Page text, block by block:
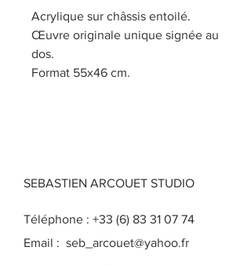
Acrylique sur châssis entoilé.
Œuvre originale unique signée au
dos.
Format 55x46 cm.
SEBASTIEN ARCOUET STUDIO
Téléphone : +33 (6) 83 31 07 74
Email : seb_arcouet@yahoo.fr